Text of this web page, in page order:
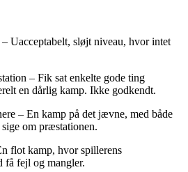
Uacceptabelt, sløjt niveau, hvor intet
– Fik sat enkelte gode ting
en dårlig kamp. Ikke godkendt.
– En kamp på det jævne, med både
om præstationen.
flot kamp, hvor spillerens
få fejl og mangler.